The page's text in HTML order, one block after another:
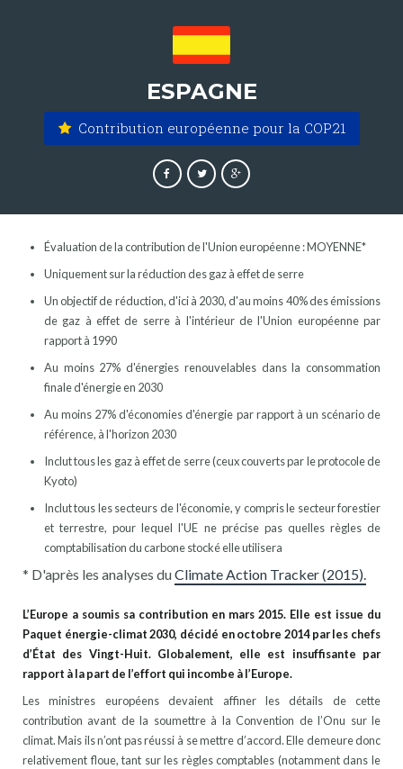
ESPAGNE
Contribution européenne pour la COP21
Évaluation de la contribution de l'Union européenne : MOYENNE*
Uniquement sur la réduction des gaz à effet de serre
Un objectif de réduction, d'ici à 2030, d'au moins 40% des émissions
de gaz à effet de serre à l'intérieur de l'Union européenne par
rapport à 1990
Au moins 27% d'énergies renouvelables dans la consommation
finale d'énergie en 2030
Au moins 27% d'économies d'énergie par rapport à un scénario de
référence, à l'horizon 2030
Inclut tous les gaz à effet de serre (ceux couverts par le protocole de
Kyoto)
Inclut tous les secteurs de l'économie, y compris le secteur forestier
et terrestre, pour lequel l'UE ne précise pas quelles règles de
comptabilisation du carbone stocké elle utilisera
* D'après les analyses duClimate Action Tracker (2015).
L’Europe a soumis sa contribution en mars 2015. Elle est issue du
Paquet énergie-climat 2030, décidé en octobre 2014 par les chefs
d’État des Vingt-Huit. Globalement, elle est insuffisante par
rapport à la part de l’effort qui incombe à l’Europe.
Les ministres européens devaient affiner les détails de cette
contribution avant de la soumettre à la Convention de l’Onu sur le
climat. Mais ils n’ont pas réussi à se mettre d’accord. Elle demeure donc
relativement floue, tant sur les règles comptables (notamment dans le